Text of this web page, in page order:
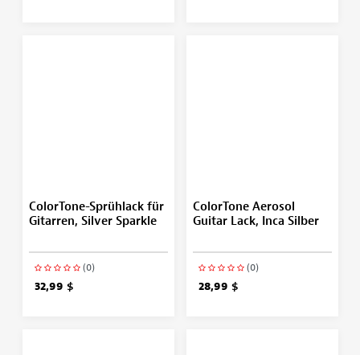
ColorTone-Sprühlack für
Gitarren, Silver Sparkle
(0)
32,99 $
ColorTone Aerosol
Guitar Lack, Inca Silber
(0)
28,99 $